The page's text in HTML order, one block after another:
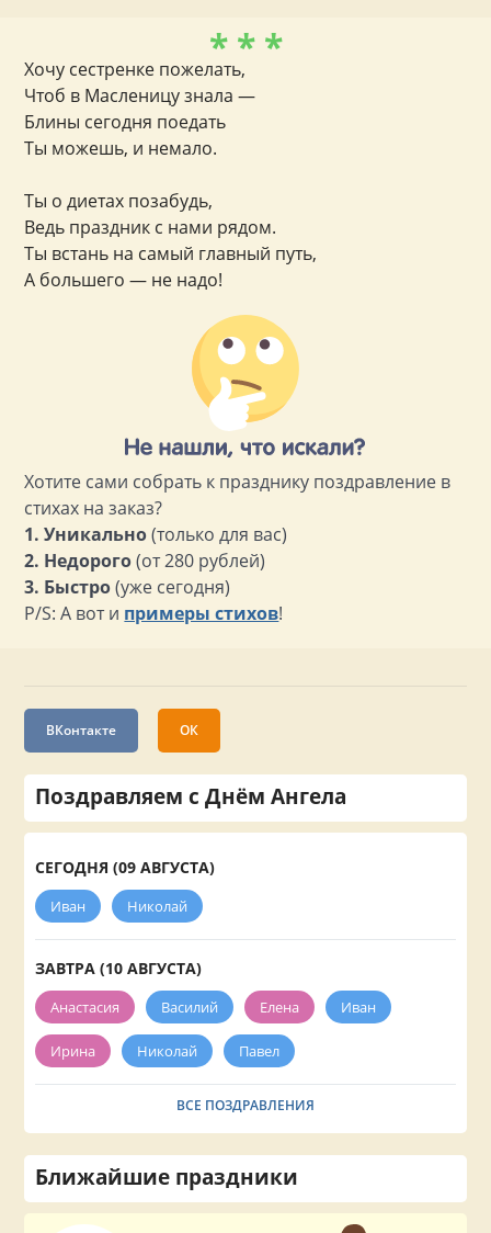
* * *
Хочу сестренке пожелать,
Чтоб в Масленицу знала —
Блины сегодня поедать
Ты можешь, и немало.
Ты о диетах позабудь,
Ведь праздник с нами рядом.
Ты встань на самый главный путь,
А большего — не надо!
Хотите сами собрать к празднику поздравление в
стихах на заказ?
1. Уникально(только для вас)
2. Недорого(от 280 рублей)
3. Быстро(уже сегодня)
P/S: А вот и примеры стихов!
ВКонтакте ОК
Поздравляем с Днём Ангела
СЕГОДНЯ (09 АВГУСТА)
Иван Николай
ЗАВТРА (10 АВГУСТА)
Анастасия Василий Елена Иван
Ирина Николай Павел
ВСЕ ПОЗДРАВЛЕНИЯ
Ближайшие праздники